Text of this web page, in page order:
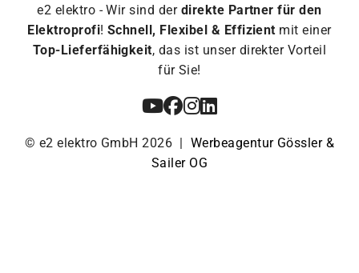
e2 elektro - Wir sind der direkte Partner für den
Elektroprofi! Schnell, Flexibel & Effizient mit einer
Top-Lieferfähigkeit, das ist unser direkter Vorteil
für Sie!
© e2 elektro GmbH 2026 | Werbeagentur Gössler &
Sailer OG